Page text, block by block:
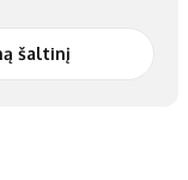
šaltinį